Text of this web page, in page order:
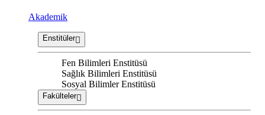
Akademik
Enstitüler
Fen Bilimleri Enstitüsü
Sağlık Bilimleri Enstitüsü
Sosyal Bilimler Enstitüsü
Fakülteler